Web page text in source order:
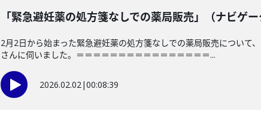
「緊急避妊薬の処方箋なしでの薬局販売」（ナビゲ
2月2日から始まった緊急避妊薬の処方箋なしでの薬局販売につい
さんに伺いました。＝＝＝＝＝＝＝＝＝＝＝＝＝＝＝＝...
2026.02.02|00:08:39